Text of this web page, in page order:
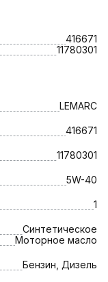
416671
11780301
LEMARC
416671
11780301
5W-40
1
Синтетическое
Моторное масло
Бензин, Дизель